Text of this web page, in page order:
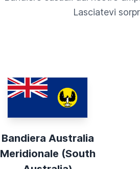
Lasciatevi
Bandiera Australia
Meridionale (South